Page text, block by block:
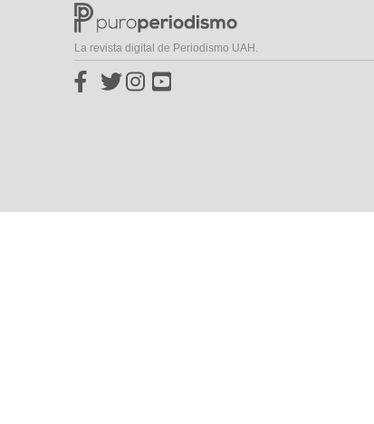
La revista digital de Periodismo UAH.